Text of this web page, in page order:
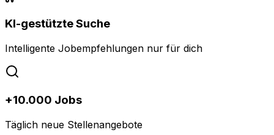
KI-gestützte Suche
Intelligente Jobempfehlungen nur für dich
+10.000 Jobs
Täglich neue Stellenangebote